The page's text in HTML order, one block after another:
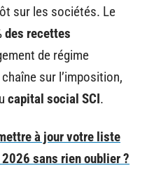
sur les sociétés. Le
des recettes
de régime
sur l’imposition,
capital social SCI.
à jour votre liste
sans rien oublier ?